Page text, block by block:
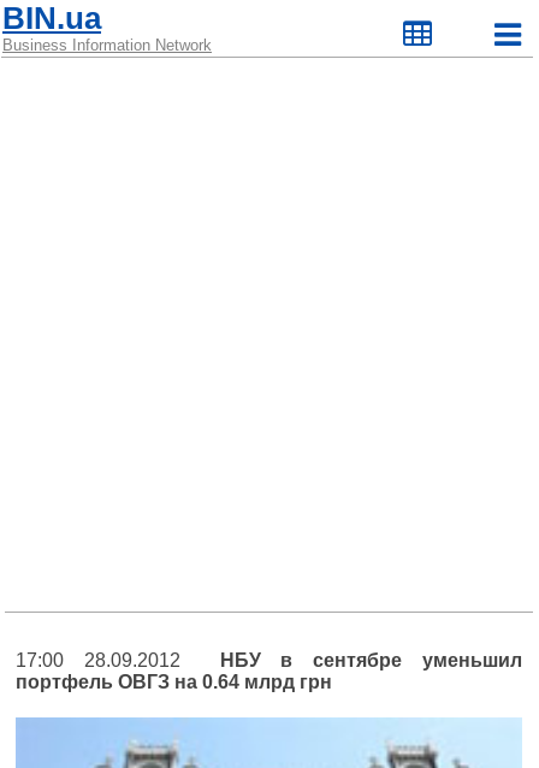
BIN.ua
Business Information Network
17:00 28.09.2012
НБУ в сентябре уменьшил
портфель ОВГЗ на 0.64 млрд грн